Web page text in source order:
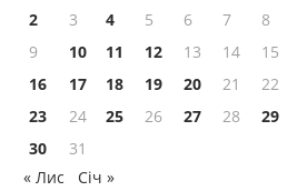
2
3 4 5 6 7
8
9
10 11 12 13 14
15
16
17 18 19 20 21
22
23
24 25 26 27 28
29
30
31
« Лис
Січ »